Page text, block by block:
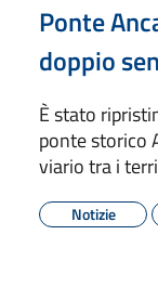
Ponte
doppio
È stato
ponte storico
viario tra i
Notizie